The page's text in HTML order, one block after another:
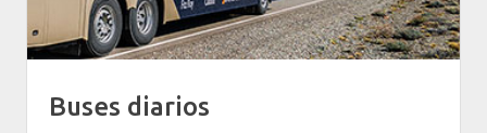
Buses diarios